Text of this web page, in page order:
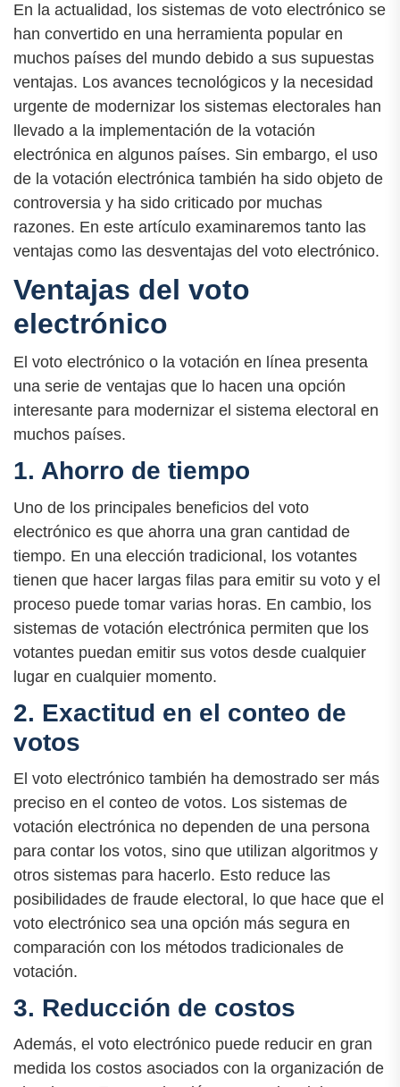
En la actualidad, los sistemas de voto electrónico se
han convertido en una herramienta popular en
muchos países del mundo debido a sus supuestas
ventajas. Los avances tecnológicos y la necesidad
urgente de modernizar los sistemas electorales han
llevado a la implementación de la votación
electrónica en algunos países. Sin embargo, el uso
de la votación electrónica también ha sido objeto de
controversia y ha sido criticado por muchas
razones. En este artículo examinaremos tanto las
ventajas como las desventajas del voto electrónico.
Ventajas del voto
electrónico
El voto electrónico o la votación en línea presenta
una serie de ventajas que lo hacen una opción
interesante para modernizar el sistema electoral en
muchos países.
1. Ahorro de tiempo
Uno de los principales beneficios del voto
electrónico es que ahorra una gran cantidad de
tiempo. En una elección tradicional, los votantes
tienen que hacer largas filas para emitir su voto y el
proceso puede tomar varias horas. En cambio, los
sistemas de votación electrónica permiten que los
votantes puedan emitir sus votos desde cualquier
lugar en cualquier momento.
2. Exactitud en el conteo de
votos
El voto electrónico también ha demostrado ser más
preciso en el conteo de votos. Los sistemas de
votación electrónica no dependen de una persona
para contar los votos, sino que utilizan algoritmos y
otros sistemas para hacerlo. Esto reduce las
posibilidades de fraude electoral, lo que hace que el
voto electrónico sea una opción más segura en
comparación con los métodos tradicionales de
votación.
3. Reducción de costos
Además, el voto electrónico puede reducir en gran
medida los costos asociados con la organización de